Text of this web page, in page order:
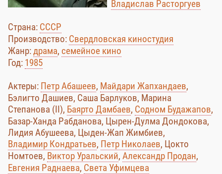
Владислав Расторгуев
Страна: СССР
Производство: Свердловская киностудия
Жанр:драма, семейное кино
Год: 1985
Актеры: Петр Абашеев, Майдари Жапхандаев,
Бэлигто Дашиев, Саша Барлуков, Марина
Степанова (II), Баярто Дамбаев, Содном Будажапов,
Базар-Ханда Рабданова, Цырен-Дулма Дондокова,
Лидия Абушеева, Цыден-Жап Жимбиев,
Владимир Кондратьев, Петр Николаев, Цокто
Номтоев, Виктор Уральский, Александр Продан,
Евгения Раднаева, Света Уфимцева